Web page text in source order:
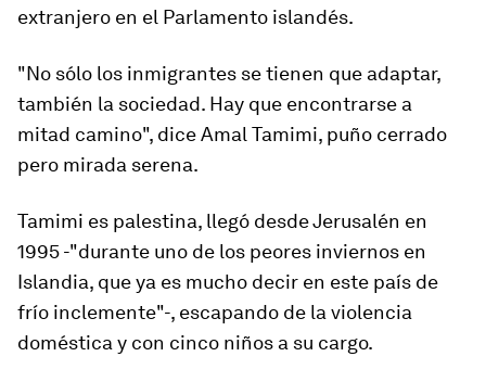
extranjero en el Parlamento islandés.
"No sólo los inmigrantes se tienen que adaptar,
también la sociedad. Hay que encontrarse a
mitad camino", dice Amal Tamimi, puño cerrado
pero mirada serena.
Tamimi es palestina, llegó desde Jerusalén en
1995 -"durante uno de los peores inviernos en
Islandia, que ya es mucho decir en este país de
frío inclemente"-, escapando de la violencia
doméstica y con cinco niños a su cargo.